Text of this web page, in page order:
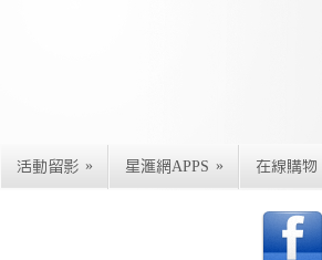
活動留影 » 星滙網APPS » 在線購物